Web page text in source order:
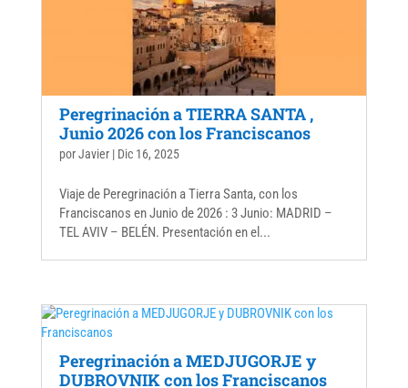
Peregrinación a TIERRA SANTA ,
Junio 2026 con los Franciscanos
porJavier| Dic 16, 2025
Viaje de Peregrinación a Tierra Santa, con los
Franciscanos en Junio de 2026 : 3 Junio: MADRID –
TEL AVIV – BELÉN. Presentación en el...
Peregrinación a MEDJUGORJE y
DUBROVNIK con los Franciscanos